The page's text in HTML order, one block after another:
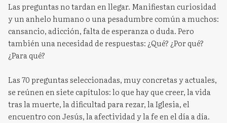
Las preguntas no tardan en llegar. Manifiestan curiosidad
y un anhelo humano o una pesadumbre común a muchos:
cansancio, adicción, falta de esperanza o duda. Pero
también una necesidad de respuestas: ¿Qué? ¿Por qué?
¿Para qué?
Las 70 preguntas seleccionadas, muy concretas y actuales,
se reúnen en siete capítulos: lo que hay que creer, la vida
tras la muerte, la dificultad para rezar, la Iglesia, el
encuentro con Jesús, la afectividad y la fe en el día a día.